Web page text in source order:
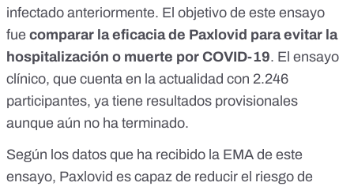
infectado anteriormente. El objetivo de este ensayo
fue comparar la eficacia de Paxlovid para evitar la
hospitalización o muerte por COVID-19. El ensayo
clínico, que cuenta en la actualidad con 2.246
participantes, ya tiene resultados provisionales
aunque aún no ha terminado.
Según los datos que ha recibido la EMA de este
ensayo, Paxlovid es capaz de reducir el riesgo de